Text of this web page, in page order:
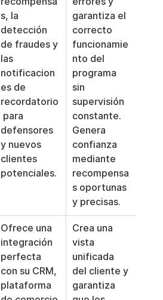
s, la
detección
de fraudes y
las
notificacion
es de
recordatorio
para
defensores
y nuevos
clientes
potenciales.
garantiza el
correcto
funcionamie
nto del
programa
sin
supervisión
constante.
Genera
confianza
mediante
recompensa
s oportunas
y precisas.
Ofrece una
integración
perfecta
con su CRM,
plataforma
Crea una
vista
unificada
del cliente y
garantiza